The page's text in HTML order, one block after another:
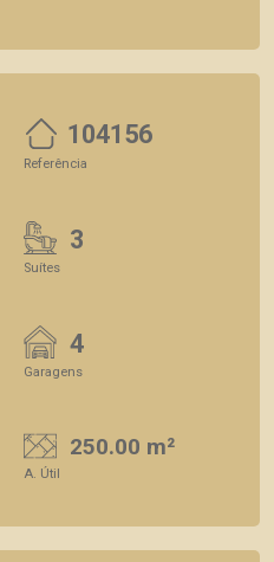
104156
Referência
3
Suítes
4
Garagens
250.00 m²
A. Útil